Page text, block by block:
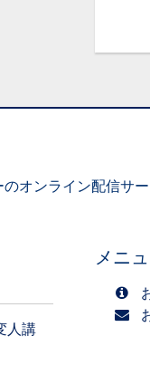
オンライン配信サ
人講
メニ